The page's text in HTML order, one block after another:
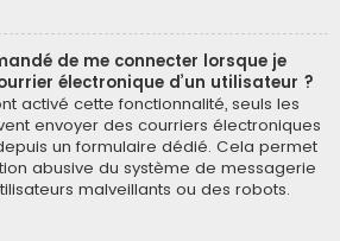
de me connecter lorsque je
électronique d’un utilisateur ?
activé cette fonctionnalité, seuls les
envoyer des courriers électroniques
un formulaire dédié. Cela permet
abusive du système de messagerie
malveillants ou des robots.